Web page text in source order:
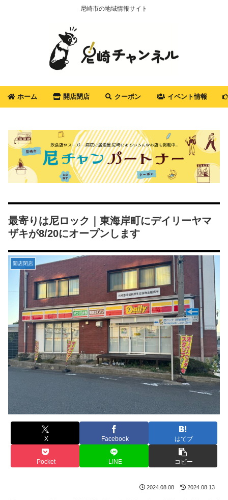
尼崎市の地域情報サイト
ホーム 開店閉店 クーポン イベント情報
最寄りは尼ロック｜東海岸町にデイリーヤマ
ザキが8/20にオープンします
開店閉店
X Facebook はてブ
Pocket LINE コピー
2024.08.08 2024.08.13